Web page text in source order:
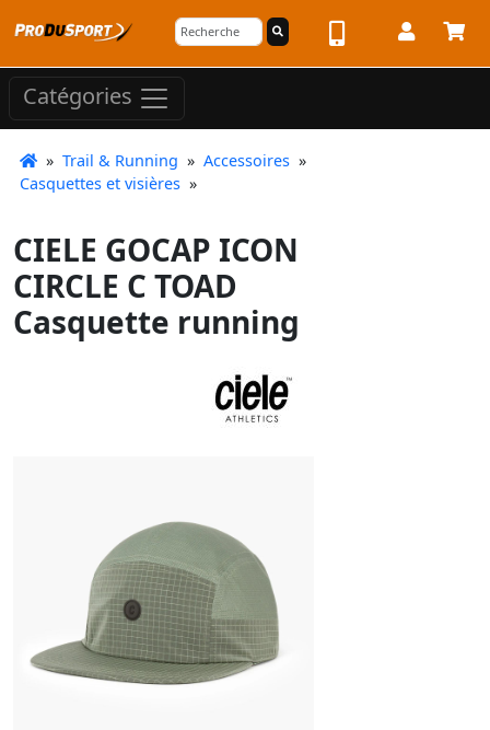
Catégories
» Trail & Running » Accessoires »
Casquettes et visières »
CIELE GOCAP ICON
CIRCLE C TOAD
Casquette running